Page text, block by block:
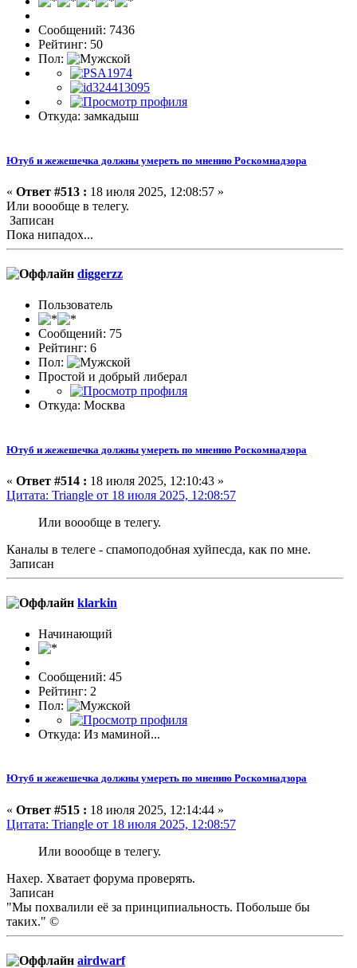
Сообщений: 7436
Рейтинг: 50
Пол:
Откуда: замкадыш
Ютуб и жежешечка должны умереть по мнению Роскомнадзора
« Ответ #513 : 18 июля 2025, 12:08:57 »
Или воообще в телегу.
Записан
Пока нипадох...
diggerzz
Пользователь
Сообщений: 75
Рейтинг: 6
Пол:
Простой и добрый либерал
Откуда: Москва
Ютуб и жежешечка должны умереть по мнению Роскомнадзора
« Ответ #514 : 18 июля 2025, 12:10:43 »
Цитата: Triangle от 18 июля 2025, 12:08:57
Или воообще в телегу.
Каналы в телеге - спамоподобная хуйпесда, как по мне.
Записан
klarkin
Начинающий
Сообщений: 45
Рейтинг: 2
Пол:
Откуда: Из маминой...
Ютуб и жежешечка должны умереть по мнению Роскомнадзора
« Ответ #515 : 18 июля 2025, 12:14:44 »
Цитата: Triangle от 18 июля 2025, 12:08:57
Или воообще в телегу.
Нахер. Хватает форума проверять.
Записан
"Мы похвалили её за принципиальность. Побольше бы
таких." ©
airdwarf